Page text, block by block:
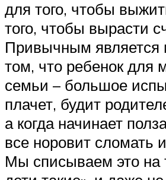
для того, чтобы
того, чтобы вырасти
Привычным является
том, что ребенок для
семьи – большое
плачет, будит
а когда начинает
все норовит сломать
Мы списываем это на